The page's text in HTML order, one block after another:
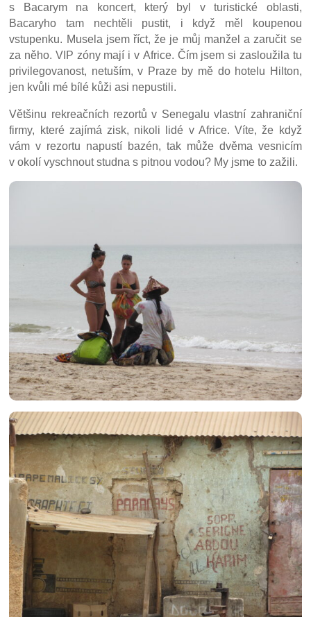
s Bacarym na koncert, který byl v turistické oblasti,
Bacaryho tam nechtěli pustit, i když měl koupenou
vstupenku. Musela jsem říct, že je můj manžel a zaručit se
za něho. VIP zóny mají i v Africe. Čím jsem si zasloužila tu
privilegovanost, netuším, v Praze by mě do hotelu Hilton,
jen kvůli mé bílé kůži asi nepustili.
Většinu rekreačních rezortů v Senegalu vlastní zahraniční
firmy, které zajímá zisk, nikoli lidé v Africe. Víte, že když
vám v rezortu napustí bazén, tak může dvěma vesnicím
v okolí vyschnout studna s pitnou vodou? My jsme to zažili.